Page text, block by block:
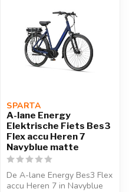
SPARTA
A-lane Energy
Elektrische Fiets Bes3
Flex accu Heren 7
Navyblue matte
De A-lane Energy Bes3 Flex
accu Heren 7 in Navyblue